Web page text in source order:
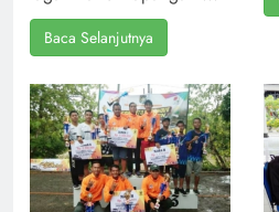
Baca Selanjutnya